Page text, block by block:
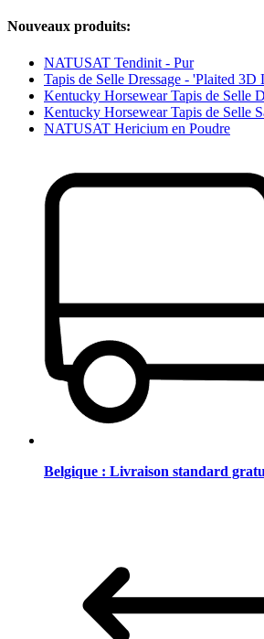
Nouveaux produits:
NATUSAT Tendinit - Pur
Tapis de Selle Dressage - 'Plaited 3D
Kentucky Horsewear Tapis de Selle
Kentucky Horsewear Tapis de Selle
NATUSAT Hericium en Poudre
Belgique : Livraison standard